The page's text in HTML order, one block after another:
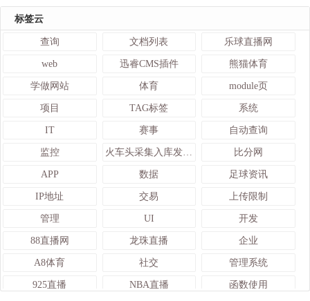
标签云
查询 文档列表 乐球直播网
web 迅睿CMS插件 熊猫体育
学做网站 体育 module页
项目 TAG标签 系统
IT 赛事 自动查询
监控 火车头采集入库发布接口 比分网
APP 数据 足球资讯
IP地址 交易 上传限制
管理 UI 开发
88直播网 龙珠直播 企业
A8体育 社交 管理系统
925直播 NBA直播 函数使用